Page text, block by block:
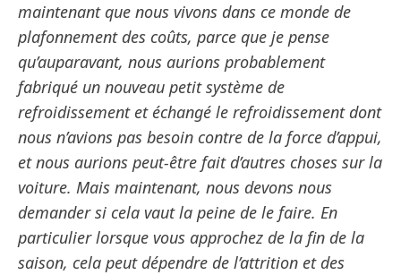
maintenant que nous vivons dans ce monde de
plafonnement des coûts, parce que je pense
qu’auparavant, nous aurions probablement
fabriqué un nouveau petit système de
refroidissement et échangé le refroidissement dont
nous n’avions pas besoin contre de la force d’appui,
et nous aurions peut-être fait d’autres choses sur la
voiture. Mais maintenant, nous devons nous
demander si cela vaut la peine de le faire. En
particulier lorsque vous approchez de la fin de la
saison, cela peut dépendre de l’attrition et des